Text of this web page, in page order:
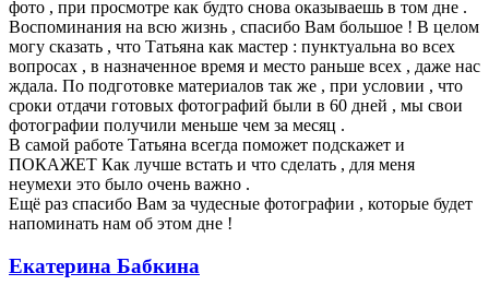
фото , при просмотре как будто снова оказываешь в том дне .
Воспоминания на всю жизнь , спасибо Вам большое ! В целом
могу сказать , что Татьяна как мастер : пунктуальна во всех
вопросах , в назначенное время и место раньше всех , даже нас
ждала. По подготовке материалов так же , при условии , что
сроки отдачи готовых фотографий были в 60 дней , мы свои
фотографии получили меньше чем за месяц .
В самой работе Татьяна всегда поможет подскажет и
ПОКАЖЕТ Как лучше встать и что сделать , для меня
неумехи это было очень важно .
Ещё раз спасибо Вам за чудесные фотографии , которые будет
напоминать нам об этом дне !
Екатерина Бабкина